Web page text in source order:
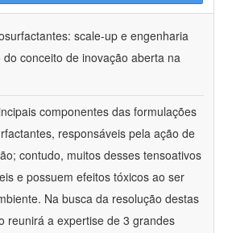
scale-up e engenharia
conceito de inovação aberta na
componentes das formulações
responsáveis pela ação de
contudo, muitos desses tensoativos
e possuem efeitos tóxicos ao ser
Na busca da resolução destas
reunirá a expertise de 3 grandes